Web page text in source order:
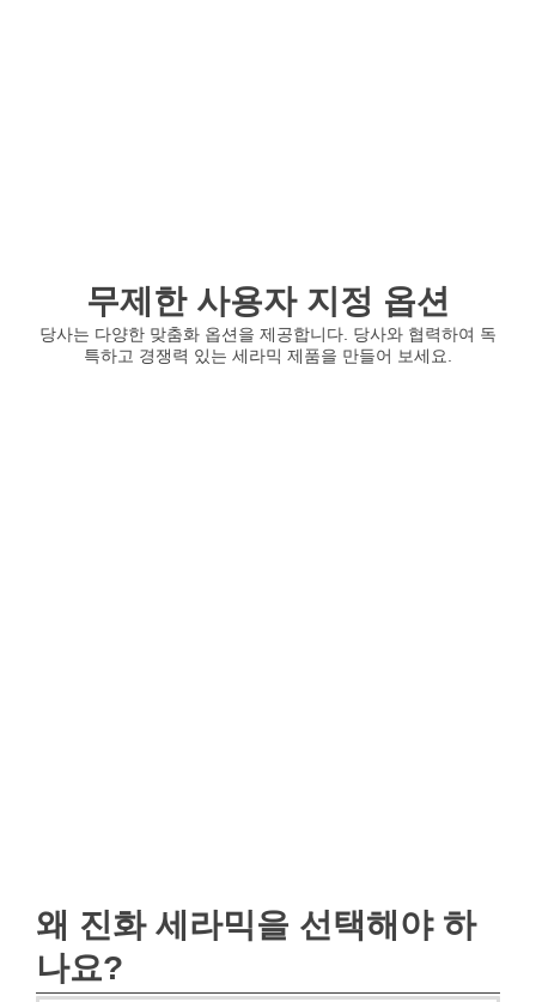
무제한 사용자 지정 옵션
당사는 다양한 맞춤화 옵션을 제공합니다. 당사와 협력하여 독
특하고 경쟁력 있는 세라믹 제품을 만들어 보세요.
왜 진화 세라믹을 선택해야 하
나요?